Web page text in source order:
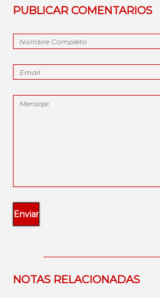
PUBLICAR COMENTARIOS
NOTAS RELACIONADAS